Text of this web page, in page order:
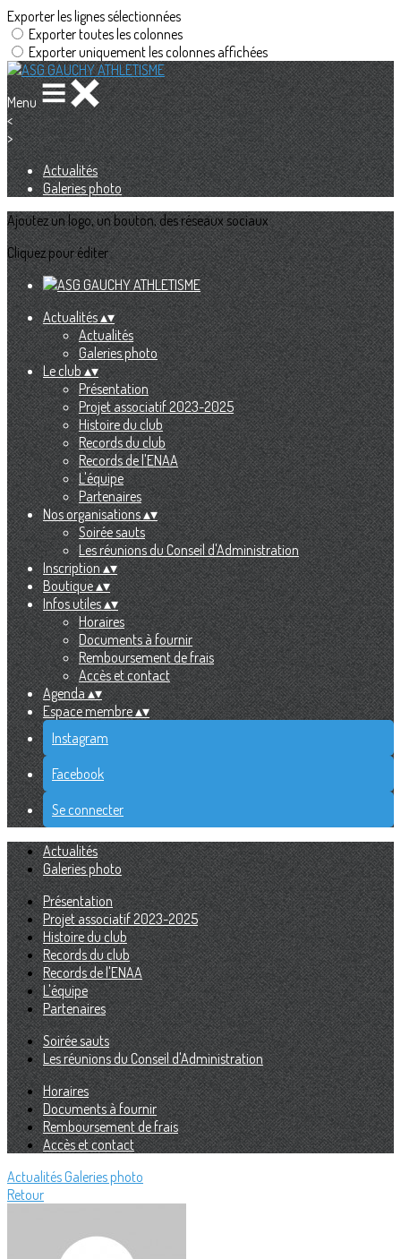
Exporter les lignes sélectionnées
Exporter toutes les colonnes
Exporter uniquement les colonnes affichées
Menu
<
>
Actualités
Galeries photo
Ajoutez un logo, un bouton, des réseaux sociaux
Cliquez pour éditer
Actualités▴▾
Actualités
Galeries photo
Le club▴▾
Présentation
Projet associatif 2023-2025
Histoire du club
Records du club
Records de l'ENAA
L'équipe
Partenaires
Nos organisations▴▾
Soirée sauts
Les réunions du Conseil d'Administration
Inscription▴▾
Boutique▴▾
Infos utiles▴▾
Horaires
Documents à fournir
Remboursement de frais
Accès et contact
Agenda▴▾
Espace membre▴▾
Instagram
Facebook
Se connecter
Actualités
Galeries photo
Présentation
Projet associatif 2023-2025
Histoire du club
Records du club
Records de l'ENAA
L'équipe
Partenaires
Soirée sauts
Les réunions du Conseil d'Administration
Horaires
Documents à fournir
Remboursement de frais
Accès et contact
Actualités Galeries photo
Retour